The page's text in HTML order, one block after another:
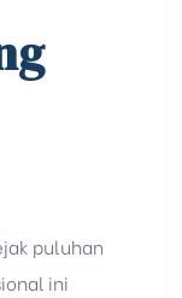
puluhan
ini